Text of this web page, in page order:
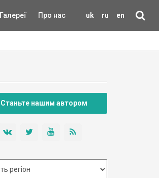
uk ru en
Галереї Про нас
Станьте нашим автором